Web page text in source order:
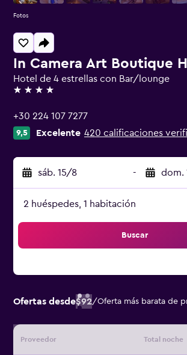
In Camera Art Boutique
Hotel de 4 estrellas con Bar/lounge
4 estrellas
+30 224 107 7277
9,5 Excelente 420 calificaciones
sáb. 15/8 - dom.
2 huéspedes, 1 habitación
Buscar
Ofertas desde$92/Oferta más barata de
Proveedor Total noche
Fotos